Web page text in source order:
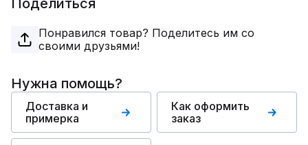
Поделиться
Понравился товар? Поделитесь им со
своими друзьями!
Нужна помощь?
Доставка и
примерка
Как оформить
заказ